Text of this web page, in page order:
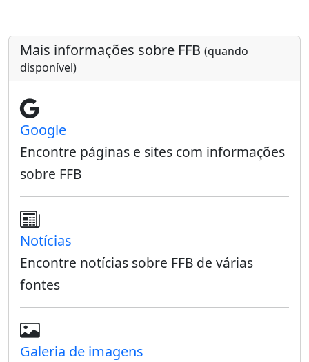
Mais informações sobre FFB (quando
disponível)
Google
Encontre páginas e sites com informações
sobre FFB
Notícias
Encontre notícias sobre FFB de várias
fontes
Galeria de imagens